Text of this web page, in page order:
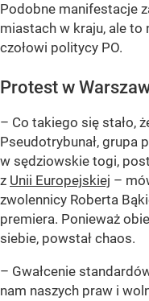
Podobne manifestacje
miastach w kraju, ale to
czołowi politycy PO.
Protest w
– Co takiego się stało,
Pseudotrybunał, grupa
w sędziowskie togi,
z Unii Europejskiej –
zwolennicy Roberta
premiera. Ponieważ
siebie, powstał chaos.
– Gwałcenie
nam naszych praw i